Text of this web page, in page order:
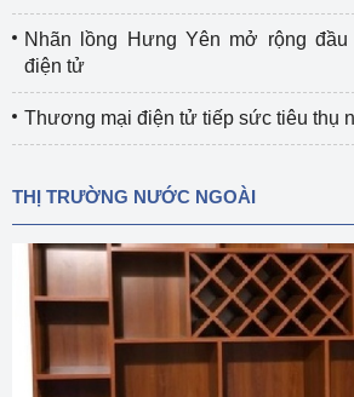
Nhãn lồng Hưng Yên mở rộng
điện tử
Thương mại điện tử tiếp sức tiêu thụ
THỊ TRƯỜNG NƯỚC NGOÀI